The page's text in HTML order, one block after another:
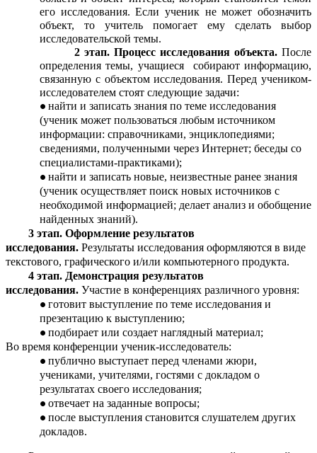
его исследования. Если ученик не может обозначить
объект, то учитель помогает ему сделать выбор
исследовательской темы.
2 этап. Процесс исследования объекта.После
определения темы, учащиеся собирают информацию,
связанную с объектом исследования. Перед учеником-
исследователем стоят следующие задачи:
найти и записать знания по теме исследования
(ученик может пользоваться любым источником
информации: справочниками, энциклопедиями;
сведениями, полученными через Интернет; беседы со
специалистами-практиками);
найти и записать новые, неизвестные ранее знания
(ученик осуществляет поиск новых источников с
необходимой информацией; делает анализ и обобщение
найденных знаний).
3 этап. Оформление результатов
исследования. Результаты исследования оформляются в виде
текстового, графического и/или компьютерного продукта.
4 этап. Демонстрация результатов
исследования. Участие в конференциях различного уровня:
готовит выступление по теме исследования и
презентацию к выступлению;
подбирает или создает наглядный материал;
Во время конференции ученик-исследователь:
публично выступает перед членами жюри,
учениками, учителями, гостями с докладом о
результатах своего исследования;
отвечает на заданные вопросы;
после выступления становится слушателем других
докладов.